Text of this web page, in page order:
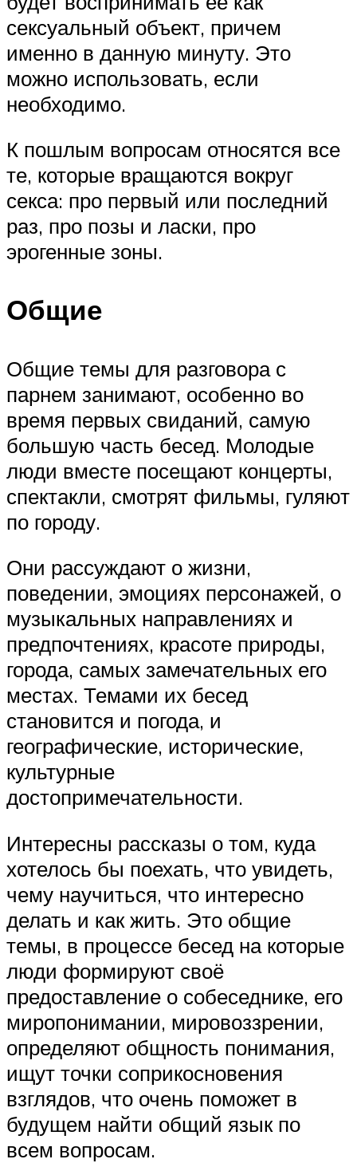
сексуальный объект, причем
именно в данную минуту. Это
можно использовать, если
необходимо.
К пошлым вопросам относятся все
те, которые вращаются вокруг
секса: про первый или последний
раз, про позы и ласки, про
эрогенные зоны.
Общие
Общие темы для разговора с
парнем занимают, особенно во
время первых свиданий, самую
большую часть бесед. Молодые
люди вместе посещают концерты,
спектакли, смотрят фильмы, гуляют
по городу.
Они рассуждают о жизни,
поведении, эмоциях персонажей, о
музыкальных направлениях и
предпочтениях, красоте природы,
города, самых замечательных его
местах. Темами их бесед
становится и погода, и
географические, исторические,
культурные
достопримечательности.
Интересны рассказы о том, куда
хотелось бы поехать, что увидеть,
чему научиться, что интересно
делать и как жить. Это общие
темы, в процессе бесед на которые
люди формируют своё
предоставление о собеседнике, его
миропонимании, мировоззрении,
определяют общность понимания,
ищут точки соприкосновения
взглядов, что очень поможет в
будущем найти общий язык по
всем вопросам.